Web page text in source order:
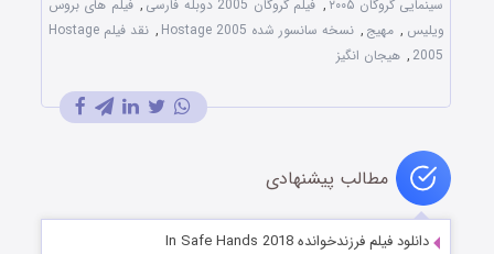
سینمایی گروگان ۲۰۰۵
, فیلم گروگان 2005 دوبله فارسی , فیلم های بروس
ویلیس , مهیج , نسخه سانسور شده Hostage 2005 ,
نقد فیلم Hostage
2005
, هیجان انگیز
مطالب پیشنهادی
دانلود فیلم فرزندخوانده In Safe Hands 2018